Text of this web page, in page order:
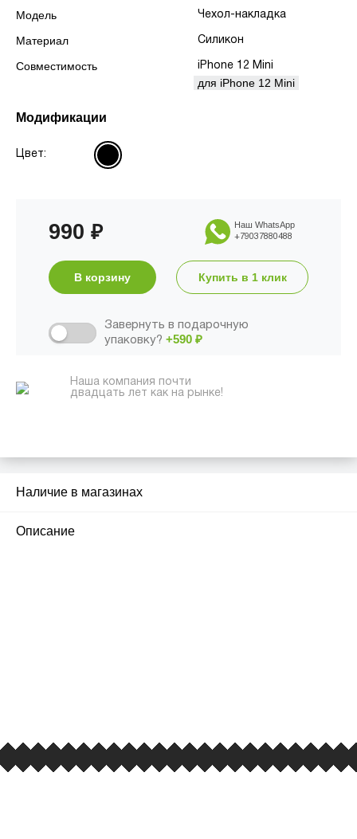
Модель Чехол-накладка
Материал Силикон
Совместимость iPhone 12 Mini
для iPhone 12 Mini
Модификации
Цвет:
990 ₽ Наш WhatsApp
+79037880488
В корзину Купить в 1 клик
Завернуть в подарочную
упаковку? +590 ₽
Наша компания почти
двадцать лет как на рынке!
Наличие в магазинах
Описание